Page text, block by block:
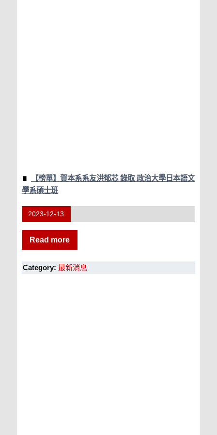
【榜單】賀本系系友洪郁芯 錄取 政治大學日本語文
學系碩士班
2023-12-13
Read more
Category: 最新消息